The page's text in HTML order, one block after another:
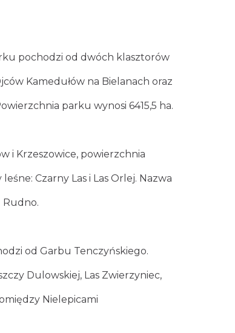
pochodzi od dwóch klasztorów
Kamedułów na Bielanach oraz
parku wynosi 6415,5 ha.
i Krzeszowice, powierzchnia
Czarny Las i Las Orlej. Nazwa
od Garbu Tenczyńskiego.
Dulowskiej, Las Zwierzyniec,
Nielepicami